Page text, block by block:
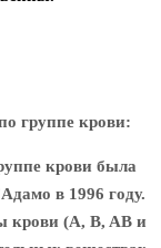
группе крови:
крови была
в 1996 году.
крови (A, B, AB и